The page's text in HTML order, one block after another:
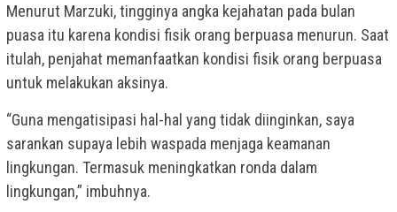
Menurut Marzuki, tingginya angka kejahatan pada bulan
puasa itu karena kondisi fisik orang berpuasa menurun. Saat
itulah, penjahat memanfaatkan kondisi fisik orang berpuasa
untuk melakukan aksinya.
“Guna mengatisipasi hal-hal yang tidak diinginkan, saya
sarankan supaya lebih waspada menjaga keamanan
lingkungan. Termasuk meningkatkan ronda dalam
lingkungan,” imbuhnya.